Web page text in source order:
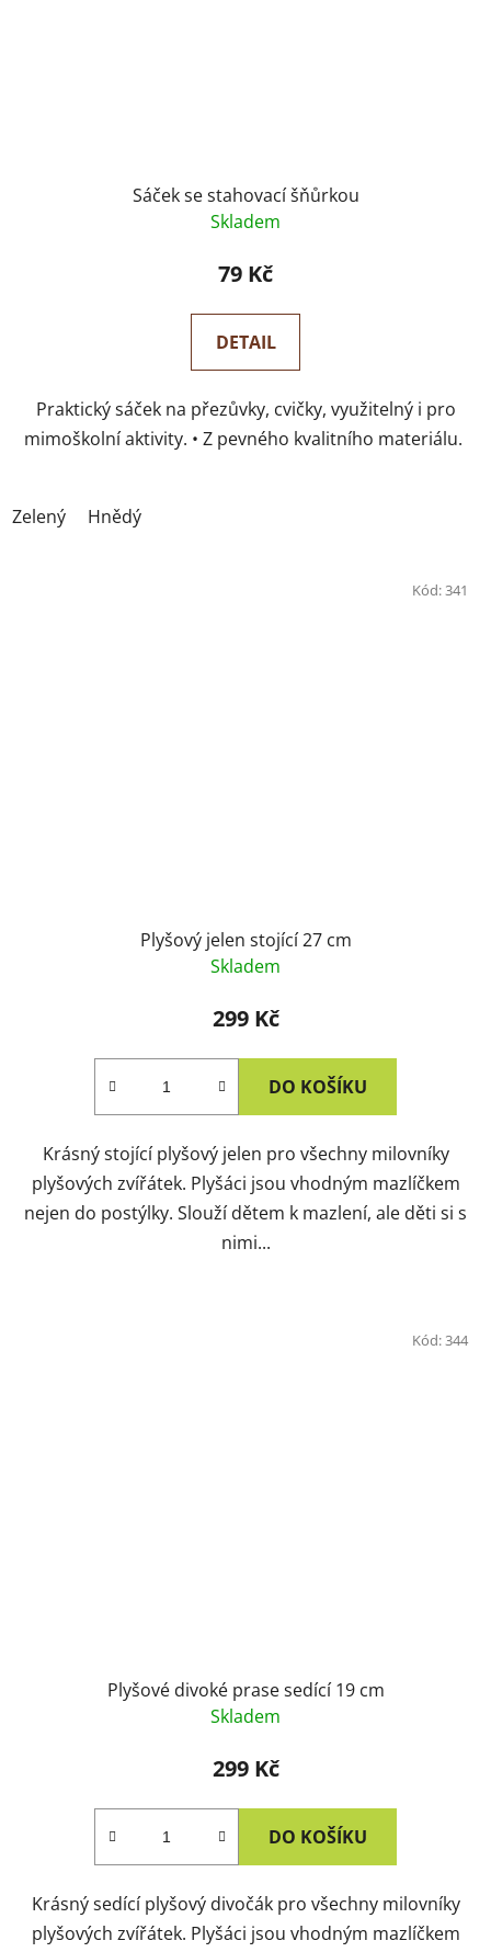
Sáček se stahovací šňůrkou
Skladem
79 Kč
DETAIL
Praktický sáček na přezůvky, cvičky, využitelný i pro
mimoškolní aktivity. • Z pevného kvalitního materiálu.
Zelený Hnědý
Plyšový jelen stojící 27 cm
Skladem
299 Kč
DO KOŠÍKU
Krásný stojící plyšový jelen pro všechny milovníky
plyšových zvířátek. Plyšáci jsou vhodným mazlíčkem
nejen do postýlky. Slouží dětem k mazlení, ale děti si s
nimi...
Kód:341
Plyšové divoké prase sedící 19 cm
Skladem
299 Kč
DO KOŠÍKU
Krásný sedící plyšový divočák pro všechny milovníky
plyšových zvířátek. Plyšáci jsou vhodným mazlíčkem
Kód:344